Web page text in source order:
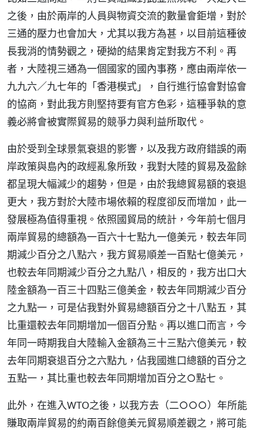
之後，由於兩岸的人員與物資交流的數量會鉅增，對於
三通的壓力也會加大，尤其以我方為甚，以目前這種彼
長我消的情勢觀之，硬拗的結果肯定對我方不利。再
者，大陸視三通為一個國家的國內事務，應由兩岸依一
九九六／九七年的「香港模式」，自行進行協會對協會
的協商，對此我方則堅持要有官方色彩，這種爭執的意
義必將會被實際貿易的競爭力與利益所取代。
由於受到全球景氣衰退的影響，以及我方政府錯誤的兩
岸政策與島內的政經亂象所致，我對大陸的貿易及盈餘
都呈現大幅減少的趨勢，但是，由於我總貿易額的衰退
更大，我方對於大陸市場依賴的程度卻反而增加，此一
發展極為值得重視。依照國貿局的統計，今年前七個月
兩岸貿易的總額為一百六十七點九一億美元，較去年同
期減少百分之八點六，我方貿易順差一百點七億美元，
也較去年同期減少百分之九點八，相反的，我方出口大
陸金額為一百三十四點三億美金，較去年同期減少百分
之九點一，可是佔我對外貿易總額百分之十八點五，其
比重還較去年同期增加一個百分點。再以進口而言，今
年同一時期我自大陸輸入金額為三十三點六億美元，較
去年同期衰退百分之六點九，佔我國進口總額的百分之
五點一，其比重也較去年同期增加百分之○點七。
此外，在進入WTO之後，以我方去（二○○○）年所能
賺取兩岸貿易的約兩百餘億美元貿易順差觀之，將可能